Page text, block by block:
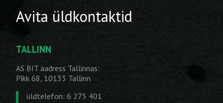
Avita üldkontaktid
TALLINN
AS BIT aadress Tallinnas:
Pikk 68, 10133 Tallinn
üldtelefon: 6 275 401